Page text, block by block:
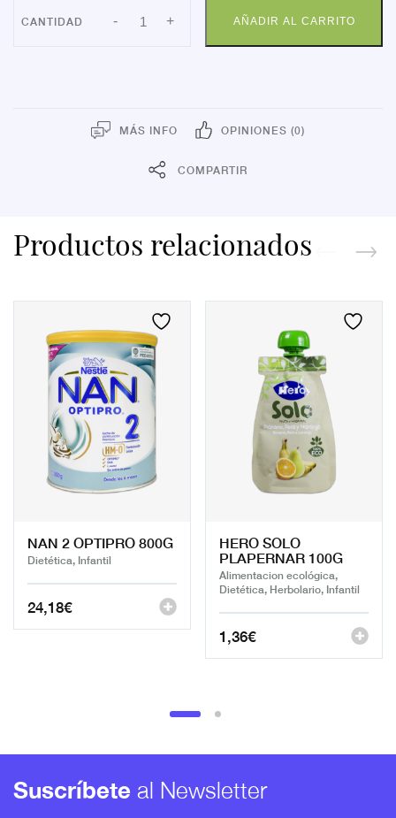
- ARKOCAPSULAS
OMEGA
+ AÑADIR AL CARRITO
MÁS INFO OPINIONES (0)
COMPARTIR
Productos relacionados
NAN 2 OPTIPRO 800G
Dietética, Infantil
24,18€
HERO SOLO
PLAPERNAR 100G
Alimentacion ecológica,
Dietética, Herbolario, Infantil
1,36€
Suscríbete al Newsletter